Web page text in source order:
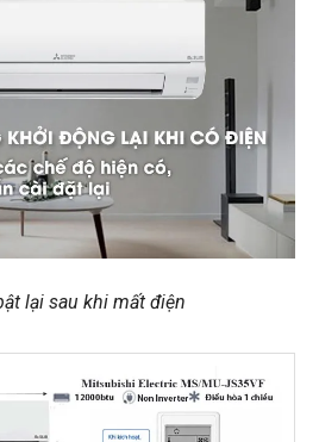
lại sau khi mất điện